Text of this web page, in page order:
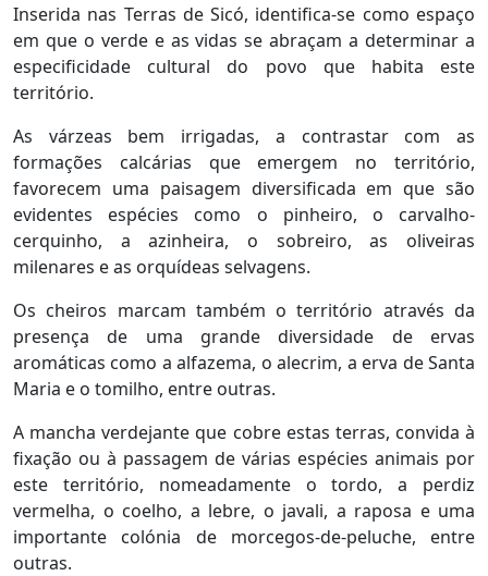
Inserida nas Terras de Sicó, identifica-se como espaço
em que o verde e as vidas se abraçam a determinar a
especificidade cultural do povo que habita este
território.
As várzeas bem irrigadas, a contrastar com as
formações calcárias que emergem no território,
favorecem uma paisagem diversificada em que são
evidentes espécies como o pinheiro, o carvalho-
cerquinho, a azinheira, o sobreiro, as oliveiras
milenares e as orquídeas selvagens.
Os cheiros marcam também o território através da
presença de uma grande diversidade de ervas
aromáticas como a alfazema, o alecrim, a erva de Santa
Maria e o tomilho, entre outras.
A mancha verdejante que cobre estas terras, convida à
fixação ou à passagem de várias espécies animais por
este território, nomeadamente o tordo, a perdiz
vermelha, o coelho, a lebre, o javali, a raposa e uma
importante colónia de morcegos-de-peluche, entre
outras.